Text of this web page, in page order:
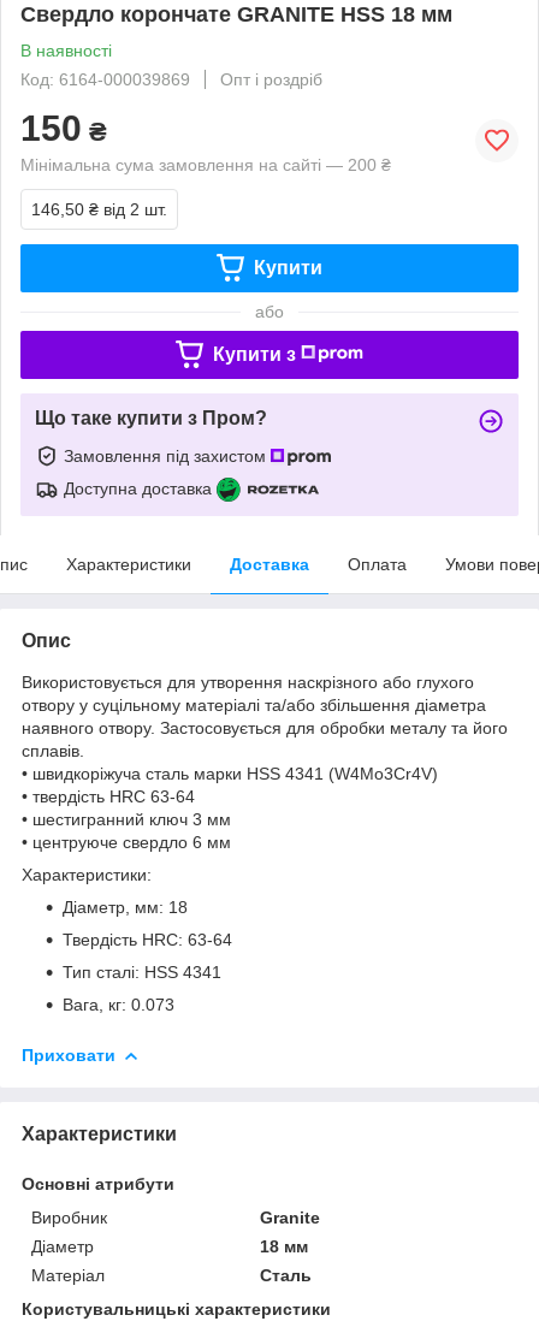
Свердло корончате GRANITE HSS 18 мм
В наявності
Код: 6164-000039869
Опт і роздріб
150 ₴
Мінімальна сума замовлення на сайті — 200 ₴
146,50 ₴ від 2 шт.
Купити
або
Купити з
Що таке купити з Пром?
Замовлення під захистом
Доступна доставка
Характеристики Доставка Оплата Умови
Опис
Використовується для утворення наскрізного або глухого
отвору у суцільному матеріалі та/або збільшення діаметра
наявного отвору. Застосовується для обробки металу та його
сплавів.
• швидкоріжуча сталь марки HSS 4341 (W4Mo3Cr4V)
• твердість HRC 63-64
• шестигранний ключ 3 мм
• центруюче свердло 6 мм
Характеристики:
Діаметр, мм: 18
Твердість HRC: 63-64
Тип сталі: HSS 4341
Вага, кг: 0.073
Приховати
Характеристики
Основні атрибути
Виробник
Granite
Діаметр
18 мм
Матеріал
Сталь
Користувальницькі характеристики